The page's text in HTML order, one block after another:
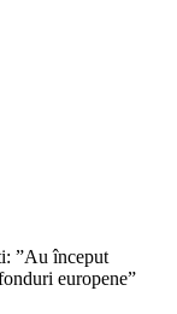
”Au început
europene”